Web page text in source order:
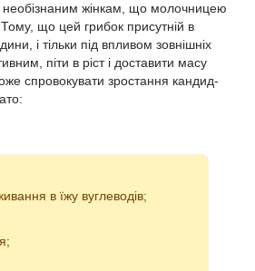
необізнаним жінкам, що молочницею
що цей грибок присутній в
і тільки під впливом зовнішніх
піти в ріст і доставити масу
спровокувати зростання кандид-
в їжу вуглеводів;